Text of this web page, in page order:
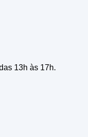
13h às 17h.